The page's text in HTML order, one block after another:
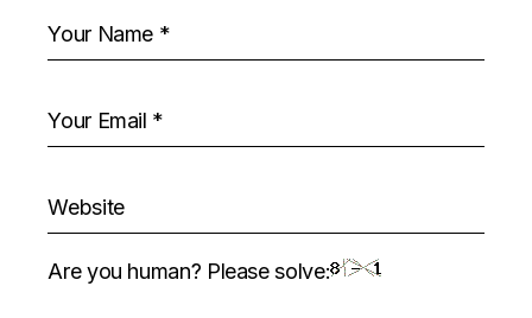
Are you human? Please solve: